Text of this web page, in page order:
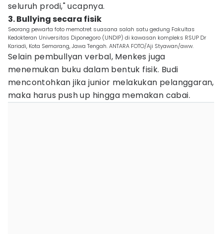
seluruh prodi," ucapnya.
3. Bullying secara fisik
Seorang pewarta foto memotret suasana salah satu gedung Fakultas
Kedokteran Universitas Diponegoro (UNDIP) di kawasan kompleks RSUP Dr
Kariadi, Kota Semarang, Jawa Tengah. ANTARA FOTO/Aji Styawan/aww.
Selain pembullyan verbal, Menkes juga
menemukan buku dalam bentuk fisik. Budi
mencontohkan jika junior melakukan pelanggaran,
maka harus push up hingga memakan cabai.